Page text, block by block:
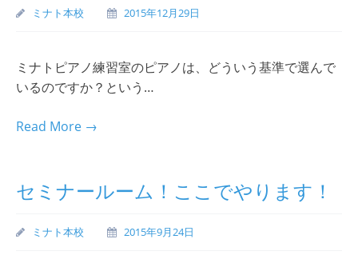
ミナト本校 2015年12月29日
ミナトピアノ練習室のピアノは、どういう基準で選んで
いるのですか？という…
Read More →
セミナールーム！ここでやります！
ミナト本校 2015年9月24日